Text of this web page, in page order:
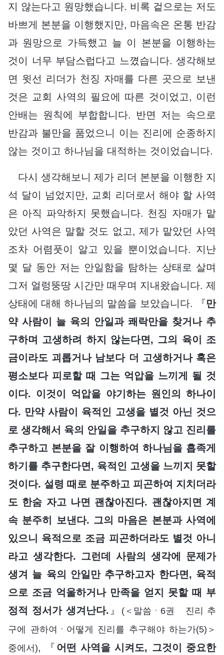
지 않는다고 원망했습니다. 비록 겉으로는 저도
바쁘게 본분을 이행했지만, 마음속은 온통 반감
과 원망으로 가득했고 늘 이 본분을 이행하는
것이 너무 부담스럽다고 느꼈습니다. 생각해보
면 윗선 리더가 천징 자매를 다른 곳으로 보낸
것은 교회 사역의 필요에 따른 것이었고, 이런
안배는 원칙에 부합합니다. 반면 저는 속으로
반감과 불만을 품었으니 이는 진리에 순종하지
않는 것이고 하나님을 대적하는 것이었습니다.
다시 생각해보니 제가 리더 본분을 이행한 지
석 달이 넘었지만, 교회 리더로서 해야 할 사역
은 아직 파악하지 못했습니다. 천징 자매가 맡
았던 사역은 말할 것도 없고, 제가 맡았던 사역
조차 어렴풋이 알고 있을 뿐이었습니다. 지난
몇 달 동안 저는 안일함을 탐하는 상태로 살며
그저 얼렁뚱땅 시간만 때우며 지내왔습니다. 제
상태에 대해 하나님의 말씀을 보았습니다. 『만
약 사람이 늘 육의 안일과 쾌락만을 찾거나 추
구하며 고생하려 하지 않는다면, 그의 육이 조
금이라도 괴롭거나 남보다 더 고생하거나 혹은
평소보다 피로할 때 그는 억압을 느끼게 될 것
이다. 이것이 억압을 야기하는 원인의 하나이
다. 만약 사람이 육적인 고생을 별것 아닌 것으
로 생각해서 육의 안일을 추구하지 않고 진리를
추구하고 본분을 잘 이행하여 하나님을 흡족게
하기를 추구한다면, 육적인 고생을 느끼지 못할
것이다. 설령 때로 분주하고 피곤하여 지치더라
도 한숨 자고 나면 괜찮아진다. 괜찮아지면 계
속 분주히 보낸다. 그의 마음은 본분과 사역에
있으니 육적으로 조금 피곤하더라도 별것 아니
라고 생각한다. 그런데 사람의 생각에 문제가
생겨 늘 육의 안일만 추구하고자 한다면, 육적
으로 조금 억울하거나 만족을 얻지 못할 때 부
정적 정서가 생겨난다. 』
(＜말씀ㆍ6권 진리 추
구에 관하여ㆍ어떻게 진리를 추구해야 하는가(5)＞
중에서), 『 어떤 사역을 시켜도, 그것이 중요한